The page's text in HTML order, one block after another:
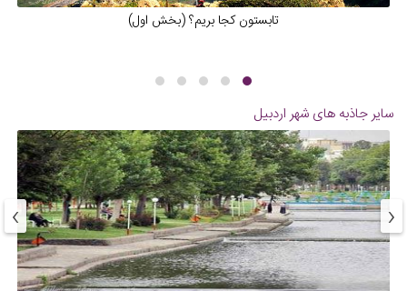
تابستون کجا بریم؟ (بخش اول)
سایر جاذبه های شهر اردبیل
‹
›